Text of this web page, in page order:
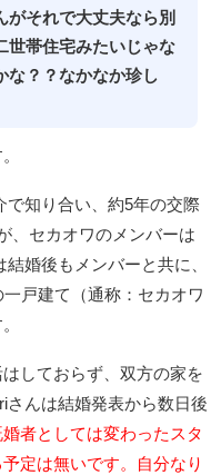
がそれで大丈夫なら別
世帯住宅みたいじゃな
な？？なかなか珍し
で知り合い、約5年の交際
、セカオワのメンバーは
婚後もメンバーと共に、
戸建て（通称：セカオワ
しておらず、双方の家を
んは結婚発表から数日後
婚者としては変わったスタ
定は無いです。自分なり